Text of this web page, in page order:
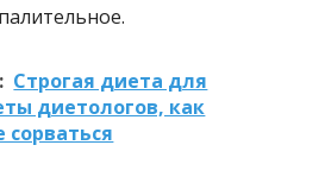
Строгая диета для
диетологов, как